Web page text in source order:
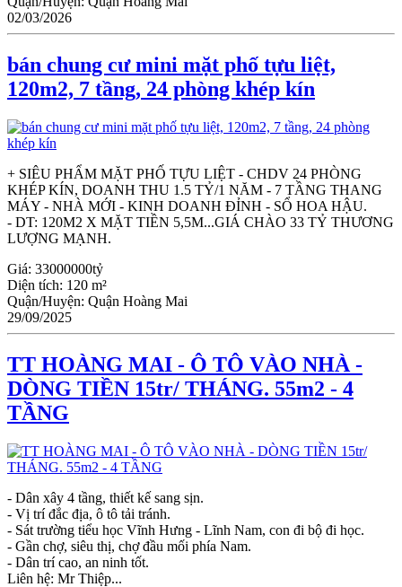
02/03/2026
bán chung cư mini mặt phố tựu liệt,
120m2, 7 tầng, 24 phòng khép kín
+ SIÊU PHẨM MẶT PHỐ TỰU LIỆT - CHDV 24 PHÒNG
KHÉP KÍN, DOANH THU 1.5 TỶ/1 NĂM - 7 TẦNG THANG
MÁY - NHÀ MỚI - KINH DOANH ĐỈNH - SỔ HOA HẬU.
- DT: 120M2 X MẶT TIỀN 5,5M...GIÁ CHÀO 33 TỶ THƯƠNG
LƯỢNG MẠNH.
Giá: 33000000tỷ
Diện tích: 120 m²
Quận/Huyện: Quận Hoàng Mai
29/09/2025
TT HOÀNG MAI - Ô TÔ VÀO NHÀ -
DÒNG TIỀN 15tr/ THÁNG. 55m2 - 4
TẦNG
- Dân xây 4 tầng, thiết kế sang sịn.
- Vị trí đắc địa, ô tô tải tránh.
- Sát trường tiểu học Vĩnh Hưng - Lĩnh Nam, con đi bộ đi học.
- Gần chợ, siêu thị, chợ đầu mối phía Nam.
- Dân trí cao, an ninh tốt.
Liên hệ: Mr Thiệp...